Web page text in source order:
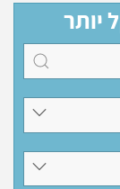
יותר